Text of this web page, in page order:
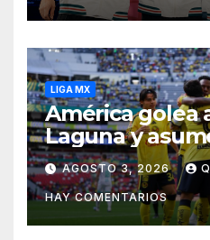
LIGA MX
América golea
Laguna y
del Apertura
AGOSTO 3, 2026
HAY COMENTARIOS